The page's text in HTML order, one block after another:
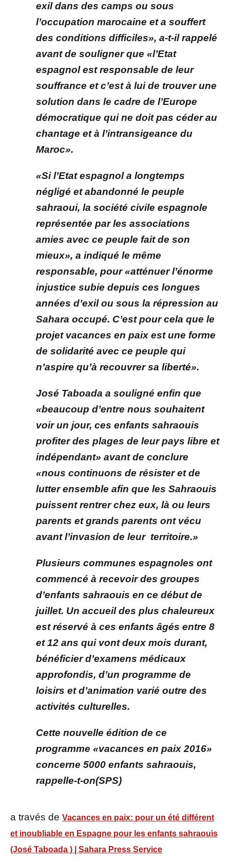
exil dans des camps ou sous
l’occupation marocaine et a souffert
des conditions difficiles», a-t-il rappelé
avant de souligner que «l’Etat
espagnol est responsable de leur
souffrance et c’est à lui de trouver une
solution dans le cadre de l’Europe
démocratique qui ne doit pas céder au
chantage et à l’intransigeance du
Maroc».
«Si l’Etat espagnol a longtemps
négligé et abandonné le peuple
sahraoui, la société civile espagnole
représentée par les associations
amies avec ce peuple fait de son
mieux», a indiqué le même
responsable, pour «atténuer l’énorme
injustice subie depuis ces longues
années d’exil ou sous la répression au
Sahara occupé. C’est pour cela que le
projet vacances en paix est une forme
de solidarité avec ce peuple qui
n’aspire qu’à recouvrer sa liberté».
José Taboada a souligné enfin que
«beaucoup d’entre nous souhaitent
voir un jour, ces enfants sahraouis
profiter des plages de leur pays libre et
indépendant» avant de conclure
«nous continuons de résister et de
lutter ensemble afin que les Sahraouis
puissent rentrer chez eux, là ou leurs
parents et grands parents ont vécu
avant l’invasion de leur territoire.»
Plusieurs communes espagnoles ont
commencé à recevoir des groupes
d’enfants sahraouis en ce début de
juillet. Un accueil des plus chaleureux
est réservé à ces enfants âgés entre 8
et 12 ans qui vont deux mois durant,
bénéficier d’examens médicaux
approfondis, d’un programme de
loisirs et d’animation varié outre des
activités culturelles.
Cette nouvelle édition de ce
programme «vacances en paix 2016»
concerne 5000 enfants sahraouis,
rappelle-t-on(SPS)
a través de Vacances en paix: pour un été différent
et inoubliable en Espagne pour les enfants sahraouis
(José Taboada ) | Sahara Press Service